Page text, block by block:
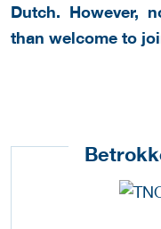
Dutch. However,
than welcome to